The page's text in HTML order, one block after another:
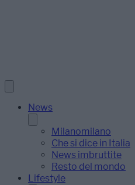
News
Milanomilano
Che si dice in Italia
News imbruttite
Resto del mondo
Lifestyle